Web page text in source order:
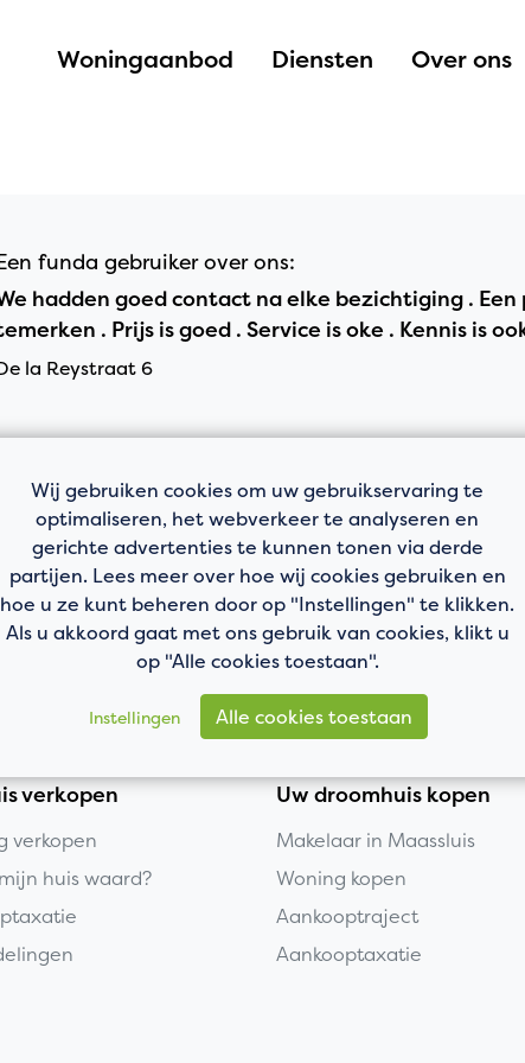
Woningaanbod Diensten Over ons
funda gebruiker over ons:
hadden goed contact na elke bezichtiging . Een
. Prijs is goed . Service is oke . Kennis is
la Reystraat 6
verkopen
verkopen
huis waard?
Uw droomhuis kopen
Makelaar in Maassluis
Woning kopen
Aankooptraject
Aankooptaxatie
Wij gebruiken cookies om uw gebruikservaring te
optimaliseren, het webverkeer te analyseren en
gerichte advertenties te kunnen tonen via derde
partijen. Lees meer over hoe wij cookies gebruiken en
hoe u ze kunt beheren door op "Instellingen" te klikken.
Als u akkoord gaat met ons gebruik van cookies, klikt u
op "Alle cookies toestaan".
Instellingen Alle cookies toestaan